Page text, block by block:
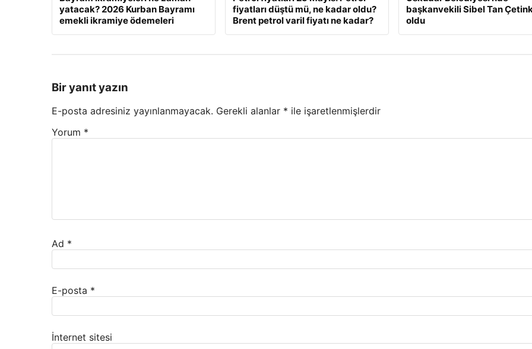
yatacak? 2026 Kurban Bayramı
emekli ikramiye ödemeleri
fiyatları düştü mü, ne kadar oldu?
Brent petrol varil fiyatı ne kadar?
başkanvekili Sibel Tan
oldu
Bir yanıt yazın
E-posta adresiniz yayınlanmayacak. Gerekli alanlar * ile işaretlenmişlerdir
Yorum *
Ad *
E-posta *
İnternet sitesi